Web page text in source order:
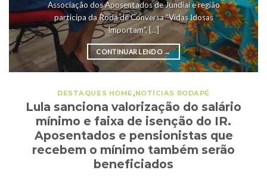
Associação dos Aposentados de Jundiaí e região
participa da Roda de Conversa ”Vidas Idosas
Importam”, [...]
CONTINUAR LENDO →
DESTAQUES HOME ,NOTÍCIAS RODAPÉ
Lula sanciona valorização do salário
mínimo e faixa de isenção do IR.
Aposentados e pensionistas que
recebem o mínimo também serão
beneficiados